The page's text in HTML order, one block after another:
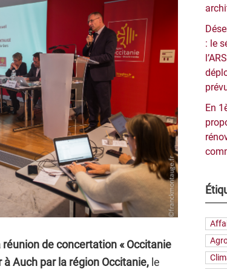
de concertation « Occitanie
Auch par la région Occitanie, le
: le
En